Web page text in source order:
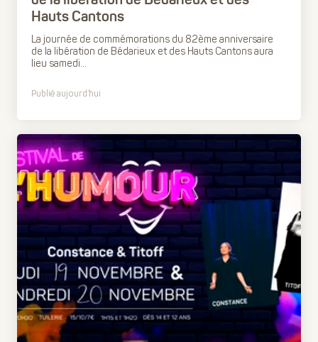
Hauts Cantons
La journée de commémorations du 82ème anniversaire
de la libération de Bédarieux et des Hauts Cantons aura
lieu samedi...
Publié aujourd’hui